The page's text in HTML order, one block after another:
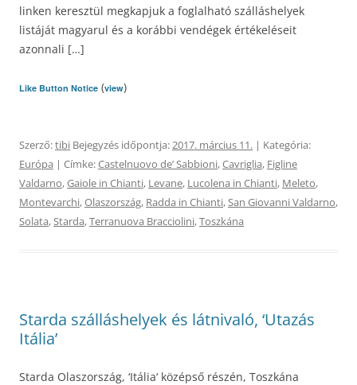
linken keresztül megkapjuk a foglalható szálláshelyek
listáját magyarul és a korábbi vendégek értékeléseit
azonnali […]
Like Button Notice (view)
Szerző:tibi Bejegyzés időpontja:2017. március 11. | Kategória:
Európa | Címke:Castelnuovo deʼ Sabbioni,Cavriglia, Figline
Valdarno,Gaiole in Chianti, Levane, Lucolena in Chianti, Meleto,
Montevarchi,Olaszország, Radda in Chianti,San Giovanni Valdarno,
Solata,Starda,Terranuova Bracciolini,Toszkána
Starda szálláshelyek és látnivaló, ‘Utazás
Itália’
Starda Olaszország, ‘Itália‘ középső részén, Toszkána